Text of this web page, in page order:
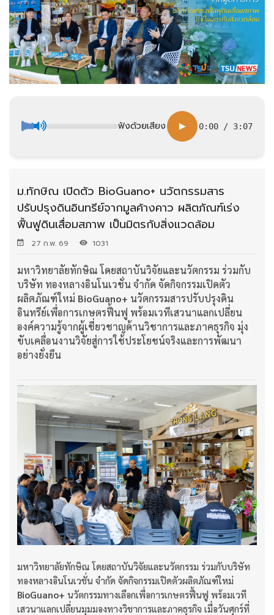
ฟังด้วยเสียง ▶ 0:00 / 3:07
ม.ทักษิณ เปิดตัว BioGuano+ นวัตกรรมสาร
ปรับปรุงดินอินทรีย์จากมูลค้างคาว ผลิตภัณฑ์เร่ง
ฟื้นฟูดินเสื่อมสภาพ เป็นมิตรกับสิ่งแวดล้อม
27 ก.พ. 69 1031
มหาวิทยาลัยทักษิณ โดยสถาบันวิจัยและนวัตกรรม ร่วมกับ
บริษัท ทองหลางอินโนเวชั่น จำกัด จัดกิจกรรมเปิดตัว
ผลิตภัณฑ์ใหม่ BioGuano+ นวัตกรรมสารปรับปรุงดิน
อินทรีย์เพื่อการเกษตรฟื้นฟู พร้อมเวทีเสวนาแลกเปลี่ยน
องค์ความรู้จากผู้เชี่ยวชาญด้านวิชาการและภาคธุรกิจ มุ่ง
ขับเคลื่อนงานวิจัยสู่การใช้ประโยชน์จริงและการพัฒนา
อย่างยั่งยืน
มหาวิทยาลัยทักษิณ โดยสถาบันวิจัยและนวัตกรรม ร่วมกับบริษัท
ทองหลางอินโนเวชั่น จำกัด จัดกิจกรรมเปิดตัวผลิตภัณฑ์ใหม่
BioGuano+ นวัตกรรมทางเลือกเพื่อการเกษตรฟื้นฟู พร้อมเวที
เสวนาแลกเปลี่ยนมุมมองทางวิชาการและภาคธุรกิจ เมื่อวันศุกร์ที่